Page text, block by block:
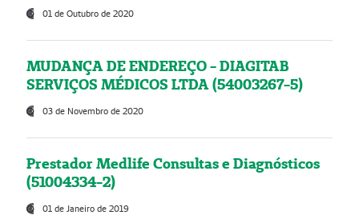
01 de Outubro de 2020
MUDANÇA DE ENDEREÇO - DIAGITAB
SERVIÇOS MÉDICOS LTDA (54003267-5)
03 de Novembro de 2020
Prestador Medlife Consultas e Diagnósticos
(51004334-2)
01 de Janeiro de 2019